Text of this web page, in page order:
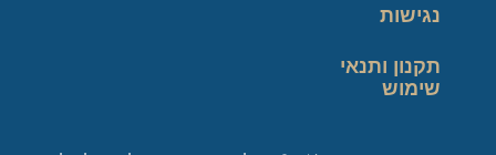
נגישות
תקנון ותנאי
שימוש